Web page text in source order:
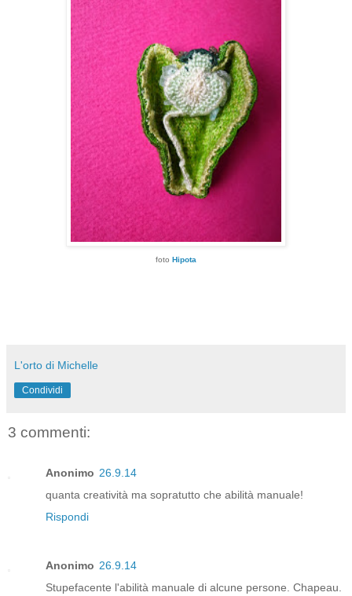
foto Hipota
L'orto di Michelle
Condividi
3 commenti:
Anonimo 26.9.14
quanta creatività ma sopratutto che abilità manuale!
Rispondi
Anonimo 26.9.14
Stupefacente l'abilità manuale di alcune persone. Chapeau.